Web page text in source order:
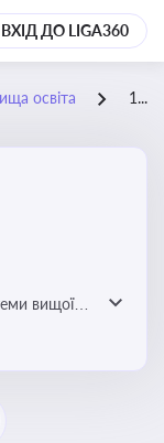
ВХІД ДО LIGA360
освіта 19-06-2026
вищої